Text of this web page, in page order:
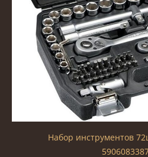
Набор инструментов